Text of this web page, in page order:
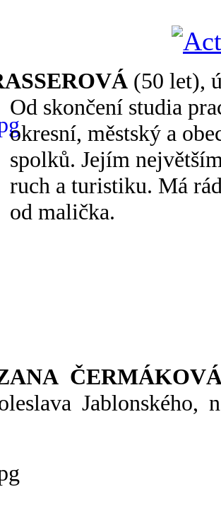
(50 let),
Od skončení studia
okresní, městský a
spolků. Jejím
ruch a turistiku. Má
od malička.
Jablonského,